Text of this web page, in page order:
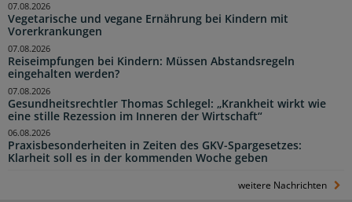
Vegetarische und vegane Ernährung bei Kindern mit
Vorerkrankungen
07.08.2026
Reiseimpfungen bei Kindern: Müssen Abstandsregeln
eingehalten werden?
07.08.2026
Gesundheitsrechtler Thomas Schlegel: „Krankheit wirkt wie
eine stille Rezession im Inneren der Wirtschaft“
07.08.2026
Praxisbesonderheiten in Zeiten des GKV-Spargesetzes:
Klarheit soll es in der kommenden Woche geben
06.08.2026
weitere Nachrichten